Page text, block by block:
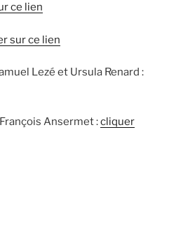
ce lien
sur ce lien
Lezé et Ursula Renard :
Ansermet :cliquer